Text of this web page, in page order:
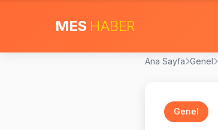
MES HABER
Ana Sayfa Genel
Genel